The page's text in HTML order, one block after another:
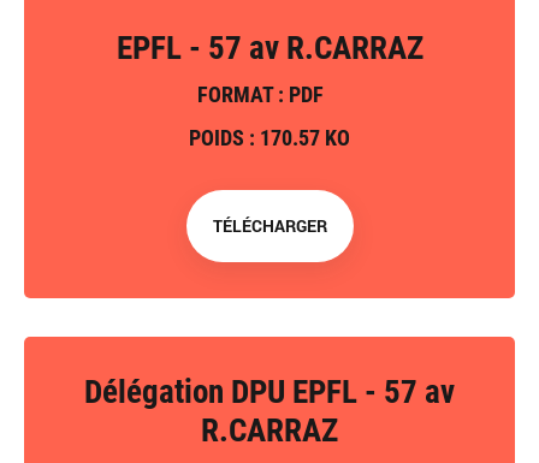
EPFL - 57 av R.CARRAZ
FORMAT : PDF
POIDS : 170.57 KO
TÉLÉCHARGER
Délégation DPU EPFL - 57 av
R.CARRAZ